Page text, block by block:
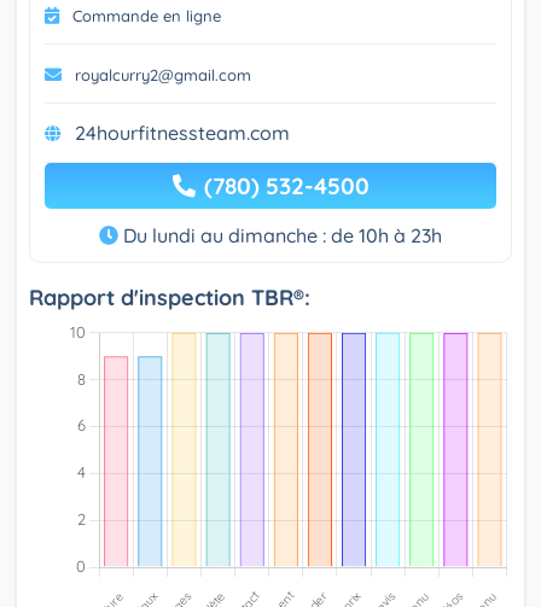
Commande en ligne
royalcurry2@gmail.com
24hourfitnessteam.com
(780) 532-4500
Du lundi au dimanche : de 10h à 23h
Rapport d'inspection TBR®: